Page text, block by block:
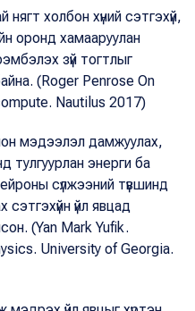
холбон хүний сэтгэхүй,
оронд хамааруулан
зүй тогтлыг
(Roger Penrose On
Nautilus 2017)
мэдээлэл дамжуулах,
тулгуурлан энерги ба
сүлжээний түвшинд
үйл явцад
(Yan Mark Yufik.
University of Georgia.